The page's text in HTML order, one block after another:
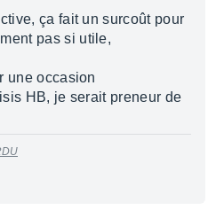
ça fait un surcoût pour
pas si utile,
une occasion
HB, je serait preneur de